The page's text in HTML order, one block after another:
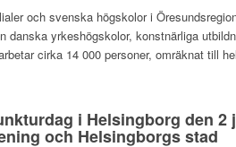
och svenska högskolor i
danska yrkeshögskolor, konstnärliga
cirka 14 000 personer, omräknat till
i Helsingborg den
och Helsingborgs stad